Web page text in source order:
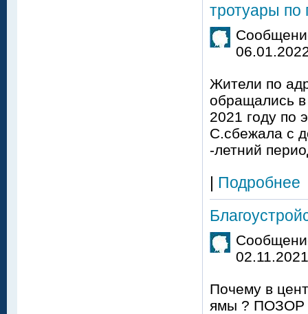
тротуары
Жители по
обращались
2021 году по
С.сбежала с
-летний
Подробнее
Почему в
ямы ? ПОЗОР